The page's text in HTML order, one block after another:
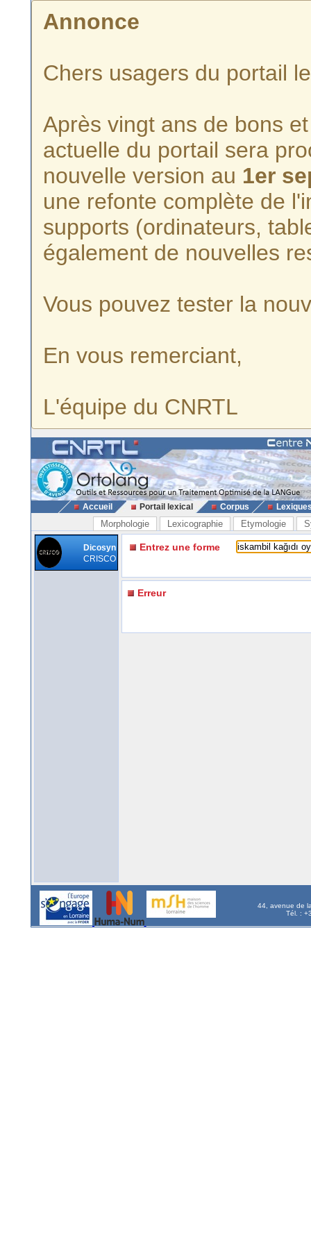
Annonce
Chers usagers du portail
Après vingt ans de bons
actuelle du portail sera
nouvelle version au 1er
une refonte complète de
supports (ordinateurs,
également de nouvelles
Vous pouvez tester la
En vous remerciant,
L'équipe du CNRTL
Accueil Portail lexical Corpus
Morphologie Lexicographie Etymologie
Dicosyn
CRISCO
Entrez une forme
Erreur
44, avenue de
Tél. :